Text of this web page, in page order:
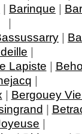
| Barinque |
|
|
|
Lapiste |
|
| Bergouey
|
|